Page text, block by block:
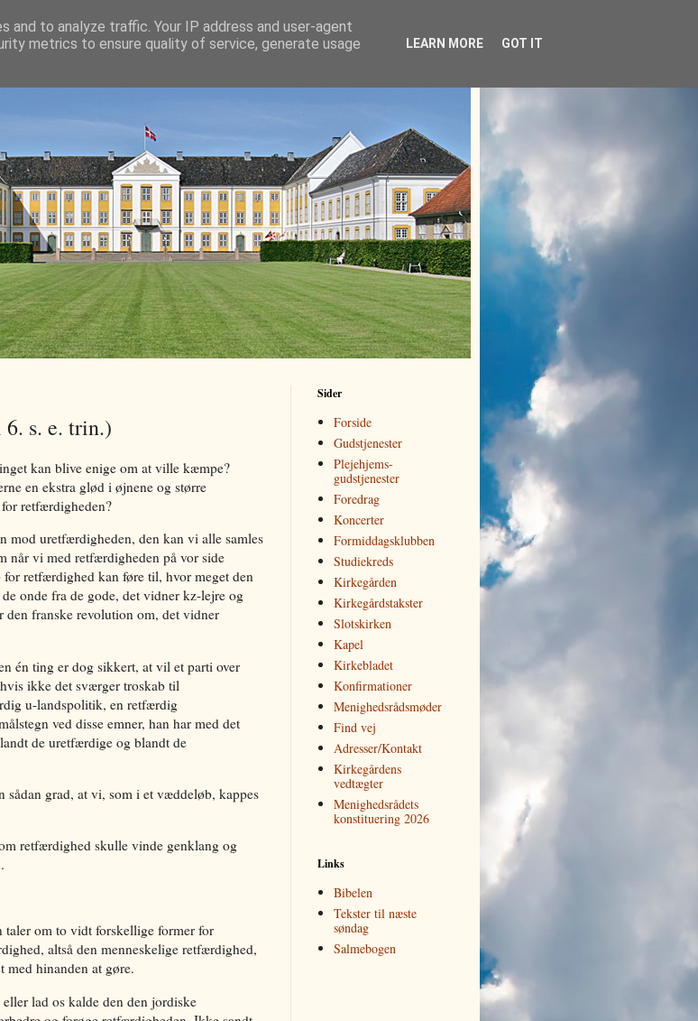
s. e. trin.)
kan blive enige om at ville kæmpe?
en ekstra glød i øjnene og større
retfærdigheden?
mod uretfærdigheden, den kan vi alle samles
når vi med retfærdigheden på vor side
retfærdighed kan føre til, hvor meget den
onde fra de gode, det vidner kz-lejre og
franske revolution om, det vidner
én ting er dog sikkert, at vil et parti over
ikke det sværger troskab til
u-landspolitik, en retfærdig
ved disse emner, han har med det
de uretfærdige og blandt de
grad, at vi, som i et væddeløb, kappes
retfærdighed skulle vinde genklang og
om to vidt forskellige former for
altså den menneskelige retfærdighed,
med hinanden at gøre.
lad os kalde den den jordiske
Sider
Forside
Gudstjenester
Plejehjems­
gudstjenester
Foredrag
Koncerter
Formiddagsklubben
Studiekreds
Kirkegården
Kirkegårds­takster
Slotskirken
Kapel
Kirkebladet
Kon­fir­ma­tio­ner
Me­nig­heds­råds­­møder
Find vej
Adresser/Kontakt
Kirkegårdens
vedtægter
Menighedsrådets
konstituering 2026
Links
Bibelen
Tekster til næste
søndag
Salmebogen
to analyze traffic. Your IP address and user-agent
metrics to ensure quality of service, generate usage
LEARN MORE GOT IT